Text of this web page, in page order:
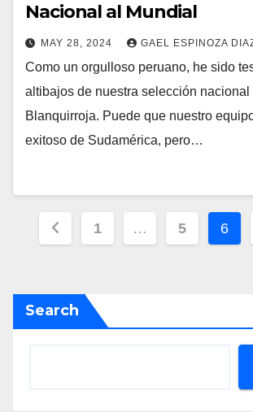
Nacional al Mundial
MAY 28, 2024 GAEL ESPINOZA
Como un orgulloso peruano, he sido
altibajos de nuestra selección nacional
Blanquirroja. Puede que nuestro
exitoso de Sudamérica, pero…
Posts
1 … 5 6
Search